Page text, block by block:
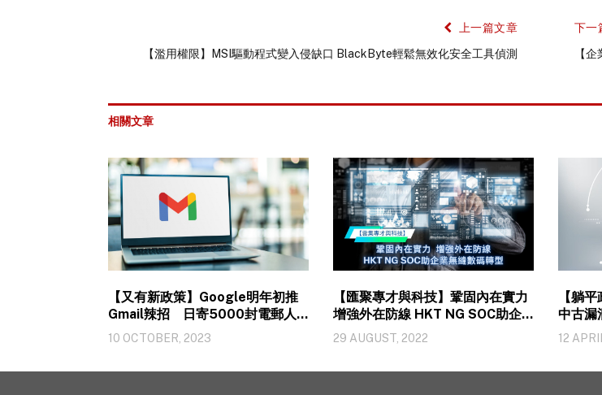
上一篇文章
【濫用權限】MSI驅動程式變入侵缺口 BlackByte輕鬆無效化安全工具偵測
下一
【
相關文章
【又有新政策】Google明年初推
Gmail辣招 日寄5000封電郵人
士要注意
10 OCTOBER, 2023
【匯聚專才與科技】鞏固內在實力
增強外在防線 HKT NG SOC助企
業無縫數碼轉型
29 AUGUST, 2022
【躺
中古
12